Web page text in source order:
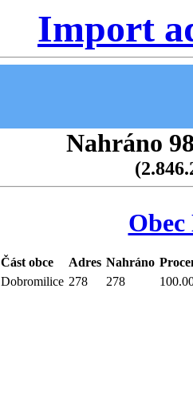
Import
Nahráno
Část obce Adres Nahráno
Dobromilice 278 278